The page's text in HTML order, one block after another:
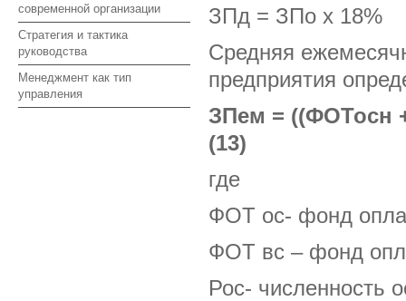
современной организации
Стратегия и тактика
руководства
Менеджмент как тип
управления
ЗПд = ЗПо х 18%
Средняя
предприятия
ЗПем = ((ФОТосн
(13)
где
ФОТ ос- фонд
ФОТ вс – фонд
Рос- численность